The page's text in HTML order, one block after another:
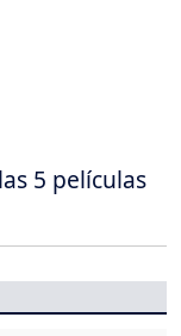
5 películas